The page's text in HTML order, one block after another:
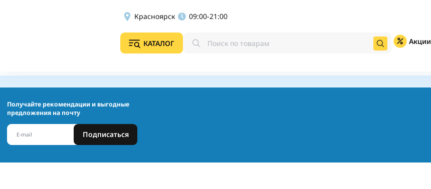
Красноярск 09:00-21:00
КАТАЛОГ Акции
Получайте рекомендации и выгодные
предложения на почту
Подписаться